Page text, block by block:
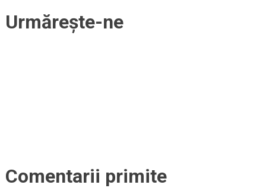
Urmărește-ne
Comentarii primite